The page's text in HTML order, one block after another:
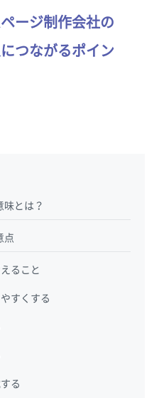
ージ制作会社の
つながるポイン
味とは？
点
ること
すくする
る